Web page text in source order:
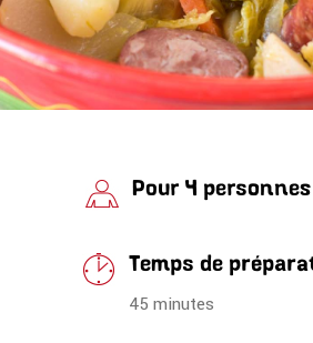
Pour 4 personnes
Temps de
45 minutes